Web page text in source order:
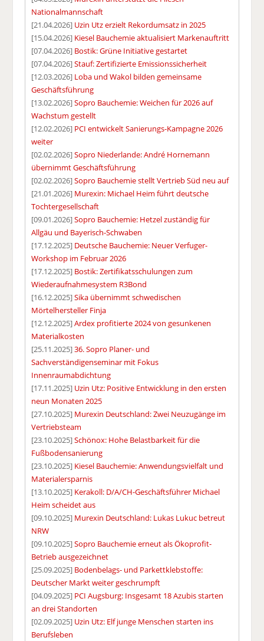
Nationalmannschaft
[21.04.2026] Uzin Utz erzielt Rekordumsatz in 2025
[15.04.2026] Kiesel Bauchemie aktualisiert Markenauftritt
[07.04.2026] Bostik: Grüne Initiative gestartet
[07.04.2026]Stauf: Zertifizierte Emissionssicherheit
[12.03.2026] Loba und Wakol bilden gemeinsame
Geschäftsführung
[13.02.2026]Sopro Bauchemie: Weichen für 2026 auf
Wachstum gestellt
[12.02.2026] PCI entwickelt Sanierungs-Kampagne 2026
weiter
[02.02.2026]Sopro Niederlande: André Hornemann
übernimmt Geschäftsführung
[02.02.2026]Sopro Bauchemie stellt Vertrieb Süd neu auf
[21.01.2026] Murexin: Michael Heim führt deutsche
Tochtergesellschaft
[09.01.2026]Sopro Bauchemie: Hetzel zuständig für
Allgäu und Bayerisch-Schwaben
[17.12.2025] Deutsche Bauchemie: Neuer Verfuger-
Workshop im Februar 2026
[17.12.2025] Bostik: Zertifikatsschulungen zum
Wiederaufnahmesystem R3Bond
[16.12.2025]Sika übernimmt schwedischen
Mörtelhersteller Finja
[12.12.2025]Ardex profitierte 2024 von gesunkenen
Materialkosten
[25.11.2025]36. Sopro Planer- und
Sachverständigenseminar mit Fokus
Innenraumabdichtung
[17.11.2025] Uzin Utz: Positive Entwicklung in den ersten
neun Monaten 2025
[27.10.2025] Murexin Deutschland: Zwei Neuzugänge im
Vertriebsteam
[23.10.2025]Schönox: Hohe Belastbarkeit für die
Fußbodensanierung
[23.10.2025] Kiesel Bauchemie: Anwendungsvielfalt und
Materialersparnis
[13.10.2025] Kerakoll: D/A/CH-Geschäftsführer Michael
Heim scheidet aus
[09.10.2025] Murexin Deutschland: Lukas Lukuc betreut
NRW
[09.10.2025]Sopro Bauchemie erneut als Ökoprofit-
Betrieb ausgezeichnet
[25.09.2025] Bodenbelags- und Parkettklebstoffe:
Deutscher Markt weiter geschrumpft
[04.09.2025] PCI Augsburg: Insgesamt 18 Azubis starten
an drei Standorten
[02.09.2025] Uzin Utz: Elf junge Menschen starten ins
Berufsleben